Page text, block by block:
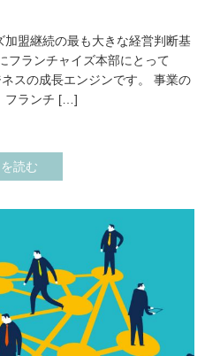
盟継続の最も大きな経営判断基
フランチャイズ本部にとって
スの成長エンジンです。 事業の
フランチ […]
読む